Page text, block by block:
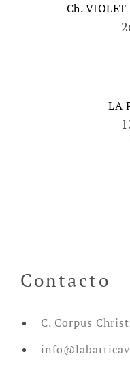
Ch.
LA
Contacto
C. Corpus